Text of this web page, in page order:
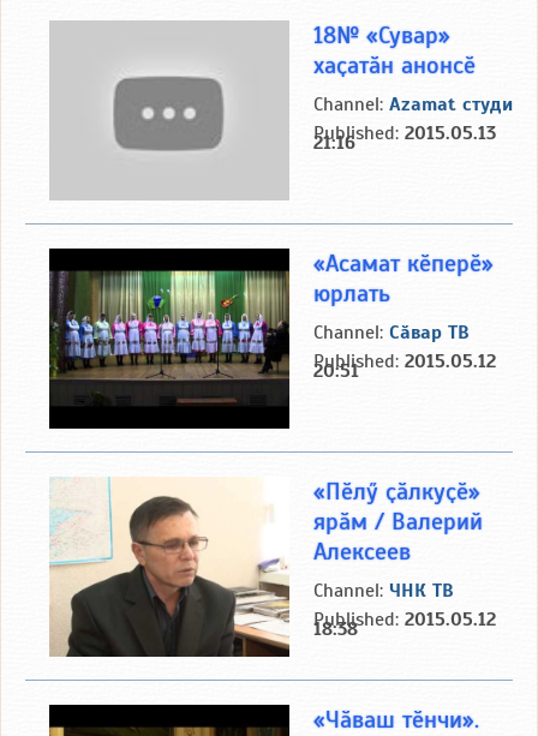
18№ «Сувар»
хаҫатӑн анонсӗ
Channel: Azamat студи
Published: 2015.05.13
21:16
«Асамат кӗперӗ»
юрлать
Channel: Сӑвар ТВ
Published: 2015.05.12
20:51
«Пӗлӳ ҫӑлкуҫӗ»
ярӑм / Валерий
Алексеев
Channel: ЧНК ТВ
Published: 2015.05.12
18:38
«Чӑваш тӗнчи».